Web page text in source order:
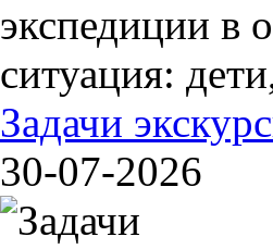
экспедиции в
ситуация:
Задачи
30-07-2026